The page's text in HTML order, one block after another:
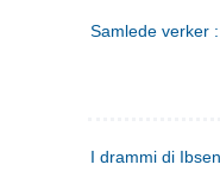
Samlede verker
I drammi di